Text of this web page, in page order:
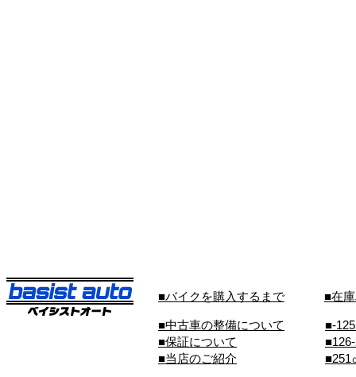
■バイクを購入するまで ■在
■中古車の整備について
■保証について
■当店のご紹介
■-
■251